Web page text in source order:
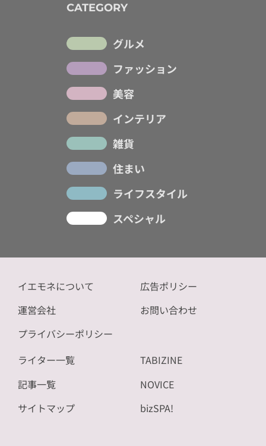
CATEGORY
グルメ
ファッション
美容
インテリア
雑貨
住まい
ライフスタイル
スペシャル
イエモネについて
運営会社
プライバシーポリシー
広告ポリシー
お問い合わせ
ライター一覧
記事一覧
サイトマップ
TABIZINE
NOVICE
bizSPA!